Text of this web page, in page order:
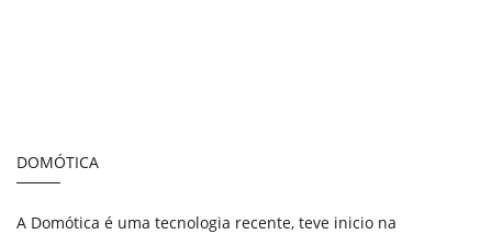
DOMÓTICA
A Domótica é uma tecnologia recente, teve inicio na